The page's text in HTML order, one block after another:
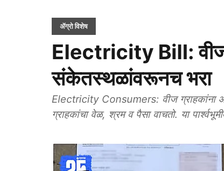
ॲग्रो विशेष
Electricity Bill:
संकेतस्थळांवरूनच भरा
Electricity Consumers: वीज ग्राहकांना
ग्राहकांचा वेळ, श्रम व पैसा वाचतो. या